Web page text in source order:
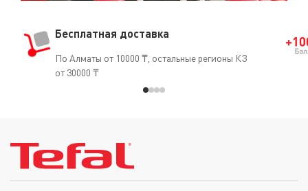
Бесплатная доставка
По Алматы от 10000 ₸, остальные регионы КЗ
от 30000 ₸